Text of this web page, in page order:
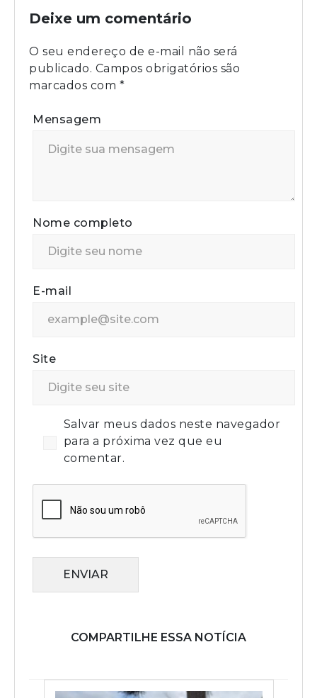
Deixe um comentário
O seu endereço de e-mail não será
publicado. Campos obrigatórios são
marcados com *
Mensagem
Nome completo
E-mail
Site
Salvar meus dados neste navegador
para a próxima vez que eu
comentar.
ENVIAR
COMPARTILHE ESSA NOTÍCIA